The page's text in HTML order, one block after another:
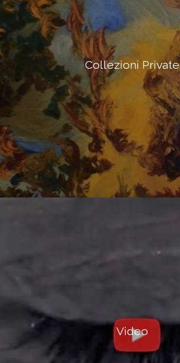
Collezioni Private
Video